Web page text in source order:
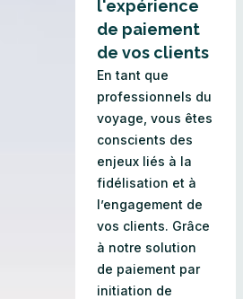
l'expérience
de paiement
de vos clients
En tant que
professionnels du
voyage, vous êtes
conscients des
enjeux liés à la
fidélisation et à
l’engagement de
vos clients. Grâce
à notre solution
de paiement par
initiation de